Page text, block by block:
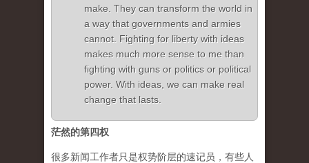
make. They can transform the world in
a way that governments and armies
cannot. Fighting for liberty with ideas
makes much more sense to me than
fighting with guns or politics or political
power. With ideas, we can make real
change that lasts.
茫然的第四权
很多新闻工作者只是权势阶层的速记员，有些人